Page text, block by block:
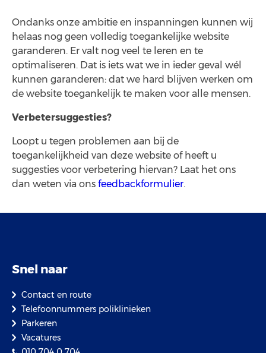
Ondanks onze ambitie en inspanningen kunnen wij
helaas nog geen volledig toegankelijke website
garanderen. Er valt nog veel te leren en te
optimaliseren. Dat is iets wat we in ieder geval wél
kunnen garanderen: dat we hard blijven werken om
de website toegankelijk te maken voor alle mensen.
Verbetersuggesties?
Loopt u tegen problemen aan bij de
toegankelijkheid van deze website of heeft u
suggesties voor verbetering hiervan? Laat het ons
dan weten via ons feedbackformulier.
Snel naar
Contact en route
Telefoonnummers poliklinieken
Parkeren
Vacatures